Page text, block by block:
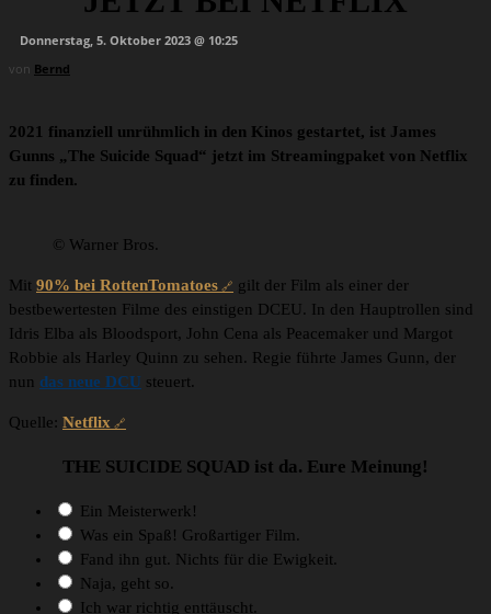
Donnerstag, 5. Oktober 2023 @ 10:25
von Bernd
2021 finanziell unrühmlich in den Kinos gestartet, ist James
Gunns „The Suicide Squad“ jetzt im Streamingpaket von Netflix
zu finden.
© Warner Bros.
Mit 90% bei RottenTomatoes
gilt der Film als einer der
bestbewertesten Filme des einstigen DCEU. In den Hauptrollen sind
Idris Elba als Bloodsport, John Cena als Peacemaker und Margot
Robbie als Harley Quinn zu sehen. Regie führte James Gunn, der
nun das neue DCU steuert.
Quelle: Netflix
THE SUICIDE SQUAD ist da. Eure Meinung!
Ein Meisterwerk!
Was ein Spaß! Großartiger Film.
Fand ihn gut. Nichts für die Ewigkeit.
Naja, geht so.
Ich war richtig enttäuscht.